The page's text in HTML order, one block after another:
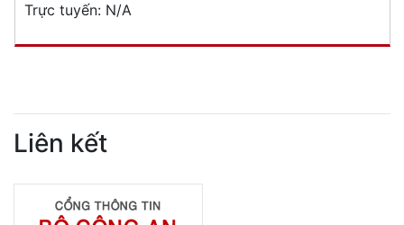
Trực tuyến: N/A
Liên kết